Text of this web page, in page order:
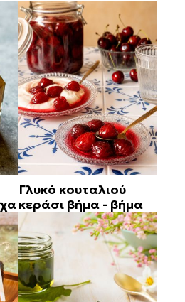
Γλυκό κουταλιού
κεράσι βήμα - βήμα